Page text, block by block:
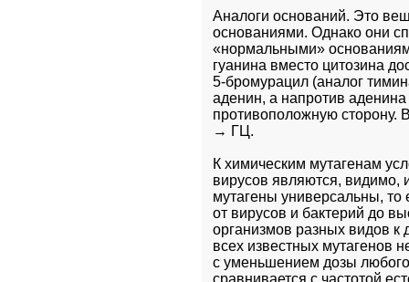
Аналоги оснований. Это
основаниями. Однако они
«нормальными»
гуанина вместо цитозина
5-бромурацил (аналог
аденин, а напротив
противоположную сторону.
→ ГЦ.
К химическим мутагенам
вирусов являются,
мутагены универсальны,
от вирусов и бактерий до
организмов разных видов к
всех известных мутагенов
с уменьшением дозы